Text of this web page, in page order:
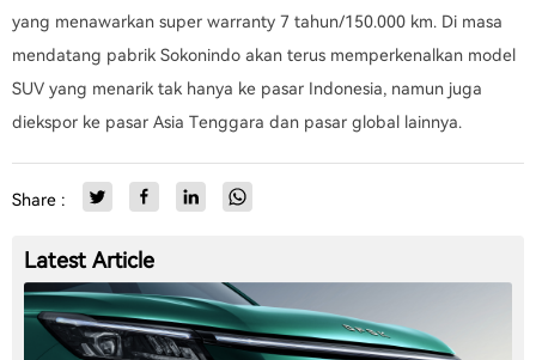
yang menawarkan super warranty 7 tahun/150.000 km. Di masa
mendatang pabrik Sokonindo akan terus memperkenalkan model
SUV yang menarik tak hanya ke pasar Indonesia, namun juga
diekspor ke pasar Asia Tenggara dan pasar global lainnya.
Share :
Latest Article